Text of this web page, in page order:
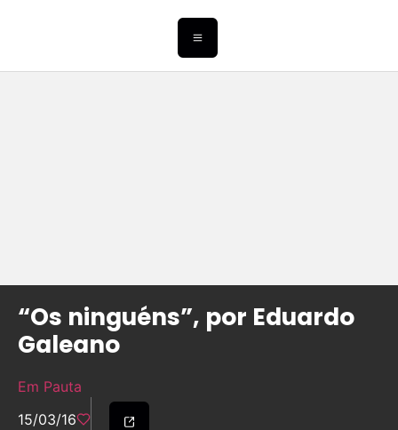
“Os ninguéns”, por Eduardo
Galeano
Em Pauta
15/03/16